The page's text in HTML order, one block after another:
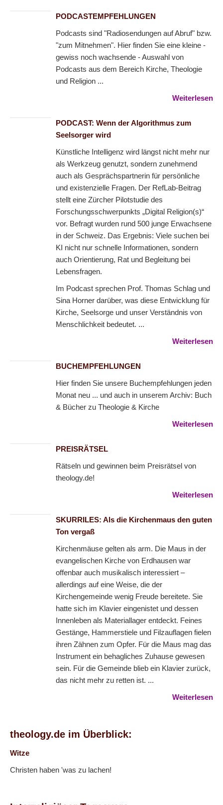
PODCASTEMPFEHLUNGEN
Podcasts sind "Radiosendungen auf Abruf" bzw.
"zum Mitnehmen". Hier finden Sie eine kleine -
gewiss noch wachsende - Auswahl von
Podcasts aus dem Bereich Kirche, Theologie
und Religion ...
Weiterlesen
PODCAST: Wenn der Algorithmus zum
Seelsorger wird
Künstliche Intelligenz wird längst nicht mehr nur
als Werkzeug genutzt, sondern zunehmend
auch als Gesprächspartnerin für persönliche
und existenzielle Fragen. Der RefLab-Beitrag
stellt eine Zürcher Pilotstudie des
Forschungsschwerpunkts „Digital Religion(s)“
vor. Befragt wurden rund 500 junge Erwachsene
in der Schweiz. Das Ergebnis: Viele suchen bei
KI nicht nur schnelle Informationen, sondern
auch Orientierung, Rat und Begleitung bei
Lebensfragen.
Im Podcast sprechen Prof. Thomas Schlag und
Sina Horner darüber, was diese Entwicklung für
Kirche, Seelsorge und unser Verständnis von
Menschlichkeit bedeutet. ...
Weiterlesen
BUCHEMPFEHLUNGEN
Hier finden Sie unsere Buchempfehlungen jeden
Monat neu ... und auch in unserem Archiv: Buch
& Bücher zu Theologie & Kirche
Weiterlesen
PREISRÄTSEL
Rätseln und gewinnen beim Preisrätsel von
theology.de!
Weiterlesen
SKURRILES: Als die Kirchenmaus den guten
Ton vergaß
Kirchenmäuse gelten als arm. Die Maus in der
evangelischen Kirche von Erdhausen war
offenbar auch musikalisch interessiert –
allerdings auf eine Weise, die der
Kirchengemeinde wenig Freude bereitete. Sie
hatte sich im Klavier eingenistet und dessen
Innenleben als Materiallager entdeckt. Feines
Gestänge, Hammerstiele und Filzauflagen fielen
ihren Zähnen zum Opfer. Für die Maus mag das
Instrument ein behagliches Zuhause gewesen
sein. Für die Gemeinde blieb ein Klavier zurück,
das nicht mehr zu retten ist. ...
Weiterlesen
theology.de im Überblick:
Witze
Christen haben 'was zu lachen!